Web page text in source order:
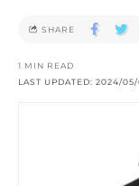
LAST UPDATED: 2024/
1 MIN READ
SHARE